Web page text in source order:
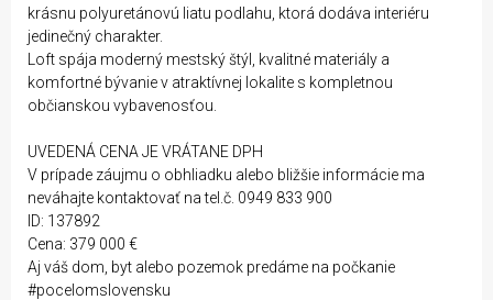
krásnu polyuretánovú liatu podlahu, ktorá dodáva interiéru
jedinečný charakter.
Loft spája moderný mestský štýl, kvalitné materiály a
komfortné bývanie v atraktívnej lokalite s kompletnou
občianskou vybavenosťou.
UVEDENÁ CENA JE VRÁTANE DPH
V prípade záujmu o obhliadku alebo bližšie informácie ma
neváhajte kontaktovať na tel.č. 0949 833 900
ID: 137892
Cena: 379 000 €
Aj váš dom, byt alebo pozemok predáme na počkanie
#pocelomslovensku